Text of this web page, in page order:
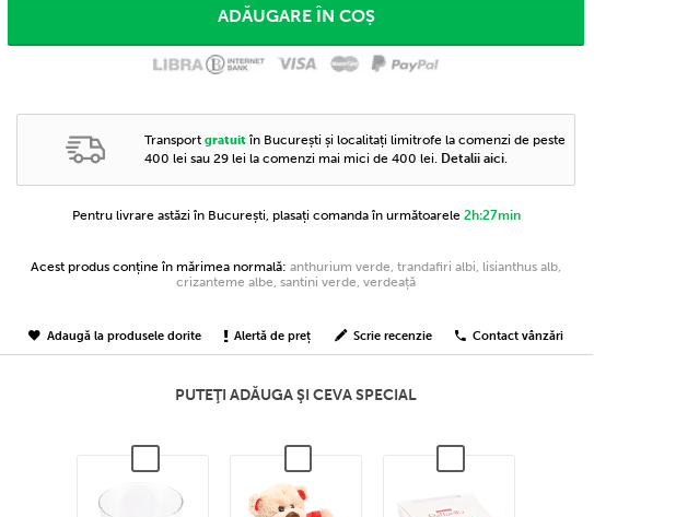
Transport gratuit în București și localitați limitrofe la comenzi de peste
400 lei sau 29 lei la comenzi mai mici de 400 lei. Detalii aici.
Pentru livrare astăzi în București, plasați comanda în următoarele 2h:27min
Acest produs conține în mărimea normală: anthurium verde, trandafiri albi, lisianthus alb,
crizanteme albe, santini verde, verdeață
Adaugă la produsele dorite Alertă de preț Scrie recenzie Contact vânzări
PUTEŢI ADĂUGA ŞI CEVA SPECIAL